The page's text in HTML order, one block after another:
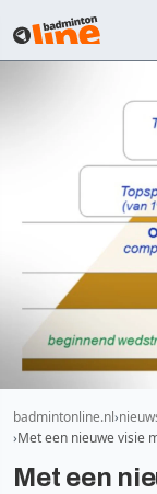
badmintonline.nl
Met een nieuwe visie
Met een